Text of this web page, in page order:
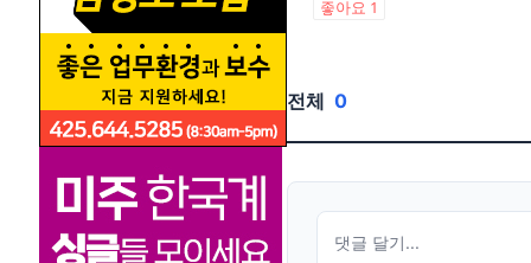
좋아요 1
전체 0